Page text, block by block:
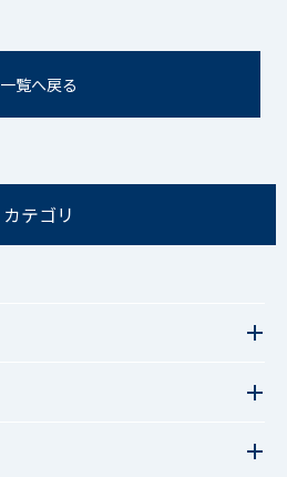
一覧へ戻る
カテゴリ